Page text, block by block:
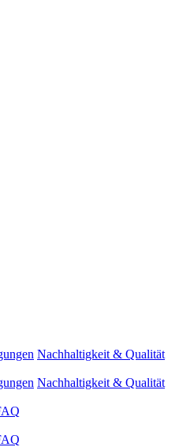
Nachhaltigkeit & Qualität
Nachhaltigkeit & Qualität